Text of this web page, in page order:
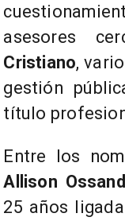
asesores
Cristiano,
gestión
título
Entre los
Allison
25 años